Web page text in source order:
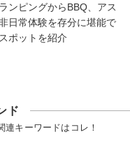
ンピングからBBQ、アス
日常体験を存分に堪能で
ポットを紹介
ド
キーワードはコレ！